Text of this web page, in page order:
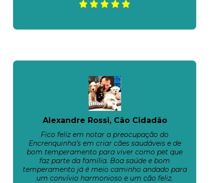
Alexandre Rossi, Cão Cidadão
Fico feliz em notar a preocupação do
Encrenquinha’s em criar cães saudáveis e de
bom temperamento para viver como pet que
faz parte da família. Boa saúde e bom
temperamento já é meio caminho andado para
um convívio harmonioso e um cão feliz.